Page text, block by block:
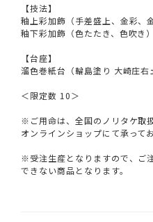
【技法】
釉上彩加飾（手差盛上、金彩、
釉下彩加飾（色たたき、色吹き）
【台座】
溜色巻紙台（輪島塗り 大崎庄右
＜限定数 10＞
※ご用命は、全国のノリタケ取
オンラインショップにて承って
※受注生産となりますので、ご
できない商品となります。